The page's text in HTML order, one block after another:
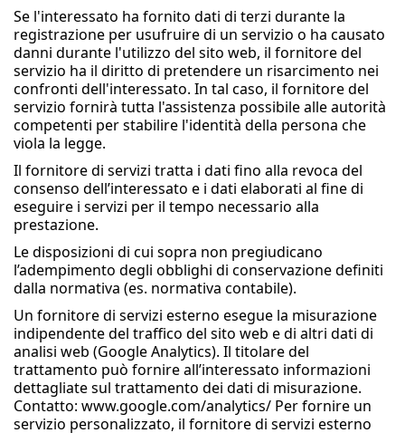
Se l'interessato ha fornito dati di terzi durante la
registrazione per usufruire di un servizio o ha causato
danni durante l'utilizzo del sito web, il fornitore del
servizio ha il diritto di pretendere un risarcimento nei
confronti dell'interessato. In tal caso, il fornitore del
servizio fornirà tutta l'assistenza possibile alle autorità
competenti per stabilire l'identità della persona che
viola la legge.
Il fornitore di servizi tratta i dati fino alla revoca del
consenso dell’interessato e i dati elaborati al fine di
eseguire i servizi per il tempo necessario alla
prestazione.
Le disposizioni di cui sopra non pregiudicano
l’adempimento degli obblighi di conservazione definiti
dalla normativa (es. normativa contabile).
Un fornitore di servizi esterno esegue la misurazione
indipendente del traffico del sito web e di altri dati di
analisi web (Google Analytics). Il titolare del
trattamento può fornire all’interessato informazioni
dettagliate sul trattamento dei dati di misurazione.
Contatto: www.google.com/analytics/ Per fornire un
servizio personalizzato, il fornitore di servizi esterno